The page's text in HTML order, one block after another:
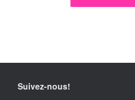
Suivez-nous!